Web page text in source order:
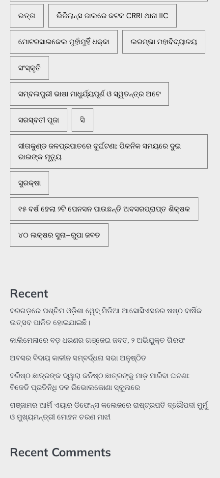
ଭତ୍ତା ଭିଜିଲାନ୍ସ ଜାଲରେ କଟକ CRRI ଥାନା IIC
ମୋଟରସାଇକେଲ ମୁହାଁମୁହିଁ ଧକ୍କା ଲରମ୍ଭା ମହାବିଦ୍ୟାଳୟ
ସଂସ୍କୃତି
ସମ୍ବଲପୁରୀ ଭାଷା ମାଧୁର୍ଯ୍ୟପୂର୍ଣ ଓ ସ୍ୱତନ୍ତ୍ର ଅଟେ
ସରସ୍ବତୀ ପୂଜା ସି
ସୀତାକୁଣ୍ଡ ଜଳପ୍ରପାତରେ ଦୁର୍ଘଟଣା: ପିକନିକ ସମୟରେ ଦୁଇ
ଭାଇଙ୍କ ମୃତ୍ୟୁ
ସୁରକ୍ଷା
୧୫ ବର୍ଷ ହେଲା ୨ଟି ପେନସନ ପାଉଛନ୍ତି ଅବସରପ୍ରାପ୍ତ ଶିକ୍ଷକ
୪୦ ଲକ୍ଷର ସୁନା–ରୁପା ଜବତ
Recent
ବରଗଡ଼ରେ ପଶ୍ଚିମ ଓଡ଼ିଶା ୱେବ୍ ମିଡିଆ ଆସୋସିଏସନର ଷଷ୍ଠ ବାର୍ଷିକ
ଉତ୍ସବ ପାଳିତ ହୋଇଯାଇଛି।
କାଲିମେଳାରେ ବଡ଼ ଧରଣର ଗଞ୍ଜେଇ ଜବତ, ୨ ଅଭିଯୁକ୍ତ ଗିରଫ
ଅବସର ବିଦାୟ କାଳୀନ ସମ୍ବର୍ଦ୍ଧନା ସଭା ଅନୁଷ୍ଠିତ
ବରିଷ୍ଠ ଛାତ୍ରଙ୍କ ଦ୍ୱାରା କନିଷ୍ଠ ଛାତ୍ରଙ୍କୁ ମାଡ଼ ମାରିବା ଘଟଣା:
ବିଜେଡି ପ୍ରତିନିଧି ଦଳ ରିଭୋଲକୋଣା ସ୍କୁଲରେ
ଗଞ୍ଜାମର ଆର୍ମି ଏୟାର ଡିଫେନ୍ସ କଲେଜରେ ରାଷ୍ଟ୍ରପତି ଦ୍ରୌପଦୀ ମୁର୍ମୁ
ଓ ମୁଖ୍ୟମନ୍ତ୍ରୀ ମୋହନ ଚରଣ ମାଝୀ
Recent Comments